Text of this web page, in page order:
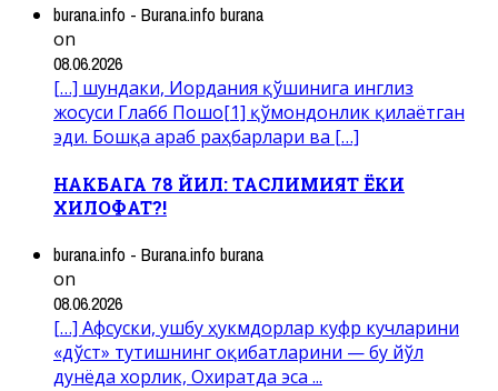
burana.info - Burana.info burana
on
08.06.2026
[…] шундаки, Иордания қўшинига инглиз
жосуси Глабб Пошо[1] қўмондонлик қилаётган
эди. Бошқа араб раҳбарлари ва […]
НАКБАГА 78 ЙИЛ: ТАСЛИМИЯТ ЁКИ
ХИЛОФАТ?!
burana.info - Burana.info burana
on
08.06.2026
[…] Афсуски, ушбу ҳукмдорлар куфр кучларини
«дўст» тутишнинг оқибатларини — бу йўл
дунёда хорлик, Охиратда эса ...